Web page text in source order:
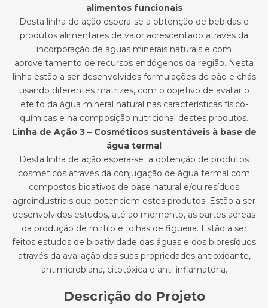
alimentos funcionais
Desta linha de ação espera-se a obtenção de bebidas e
produtos alimentares de valor acrescentado através da
incorporação de águas minerais naturais e com
aproveitamento de recursos endógenos da região. Nesta
linha estão a ser desenvolvidos formulações de pão e chás
usando diferentes matrizes, com o objetivo de avaliar o
efeito da água mineral natural nas características físico-
químicas e na composição nutricional destes produtos.
Linha de Ação 3 – Cosméticos sustentáveis à base de
água termal
Desta linha de ação espera-se a obtenção de produtos
cosméticos através da conjugação de água termal com
compostos bioativos de base natural e/ou resíduos
agroindustriais que potenciem estes produtos. Estão a ser
desenvolvidos estudos, até ao momento, as partes aéreas
da produção de mirtilo e folhas de figueira. Estão a ser
feitos estudos de bioatividade das águas e dos bioresíduos
através da avaliação das suas propriedades antioxidante,
antimicrobiana, citotóxica e anti-inflamatória.
Descrição do Projeto